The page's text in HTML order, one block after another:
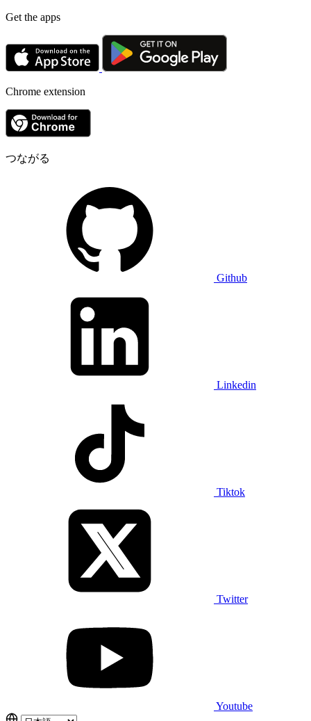
Get the apps
Chrome extension
つながる
Github
Linkedin
Tiktok
Twitter
Youtube